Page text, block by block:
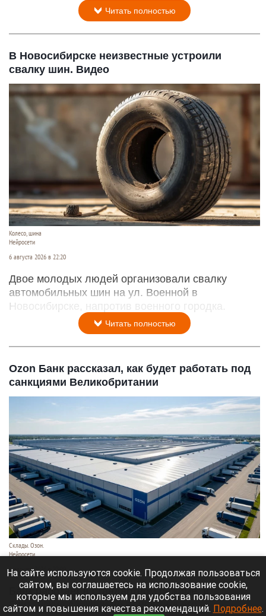
Читать полностью
В Новосибирске неизвестные устроили
свалку шин. Видео
Колесо, шина
Нейросети
6 августа 2026 в 22:20
Двое молодых людей организовали свалку
автомобильных шин на ул. Военной в
Новосибирске, напротив военного городка.
Читать полностью
Ozon Банк рассказал, как будет работать под
санкциями Великобритании
Склады. Озон.
Нейросети
6 августа 2026 в 22:00
Банк работает в стандартном режиме, и
британские санкции не влияют на его
На сайте используются cookie. Продолжая пользоваться
сайтом, вы соглашаетесь на использование cookie,
которые мы используем для удобства пользования
сайтом и повышения качества рекомендаций. Подробнее.